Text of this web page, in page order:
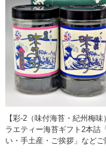
【彩-2（味付海苔・紀州梅味
ラエティー海苔ギフト2本詰
い・手土産・ご挨拶」などご